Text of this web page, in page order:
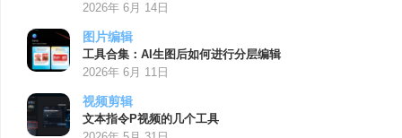
2026年 6月 14日
图片编辑
工具合集：AI生图后如何进行分层编辑
2026年 6月 11日
视频剪辑
文本指令P视频的几个工具